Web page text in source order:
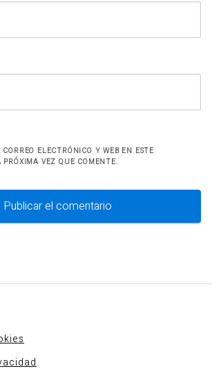
ELECTRÓNICO Y WEB EN ESTE
VEZ QUE COMENTE.